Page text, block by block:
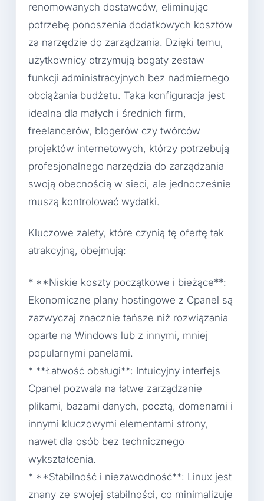
renomowanych dostawców, eliminując
potrzebę ponoszenia dodatkowych kosztów
za narzędzie do zarządzania. Dzięki temu,
użytkownicy otrzymują bogaty zestaw
funkcji administracyjnych bez nadmiernego
obciążania budżetu. Taka konfiguracja jest
idealna dla małych i średnich firm,
freelancerów, blogerów czy twórców
projektów internetowych, którzy potrzebują
profesjonalnego narzędzia do zarządzania
swoją obecnością w sieci, ale jednocześnie
muszą kontrolować wydatki.
Kluczowe zalety, które czynią tę ofertę tak
atrakcyjną, obejmują:
* **Niskie koszty początkowe i bieżące**:
Ekonomiczne plany hostingowe z Cpanel są
zazwyczaj znacznie tańsze niż rozwiązania
oparte na Windows lub z innymi, mniej
popularnymi panelami.
* **Łatwość obsługi**: Intuicyjny interfejs
Cpanel pozwala na łatwe zarządzanie
plikami, bazami danych, pocztą, domenami i
innymi kluczowymi elementami strony,
nawet dla osób bez technicznego
wykształcenia.
* **Stabilność i niezawodność**: Linux jest
znany ze swojej stabilności, co minimalizuje